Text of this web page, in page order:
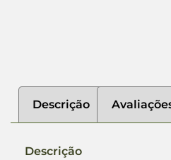
Descrição
Descrição